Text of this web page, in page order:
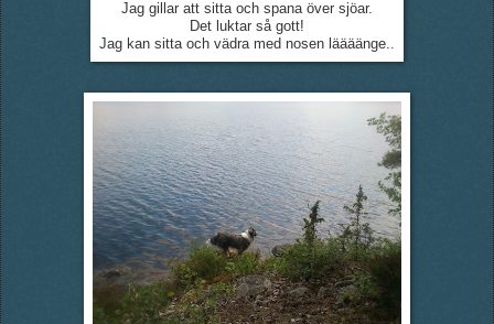
Jag gillar att sitta och spana över sjöar.
Det luktar så gott!
Jag kan sitta och vädra med nosen läääänge..